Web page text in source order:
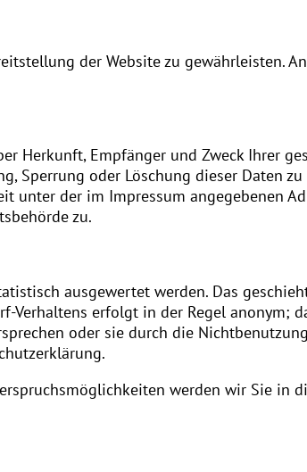
der Website zu gewährleisten.
Herkunft, Empfänger und Zweck Ihrer
Sperrung oder Löschung dieser Daten
unter der im Impressum angegebenen
zu.
ausgewertet werden. Das
Verhaltens erfolgt in der Regel anonym;
oder sie durch die
werden wir Sie in